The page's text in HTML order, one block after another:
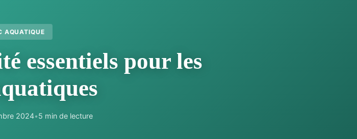
AQUATIQUE
essentiels pour les
2024•5 min de lecture